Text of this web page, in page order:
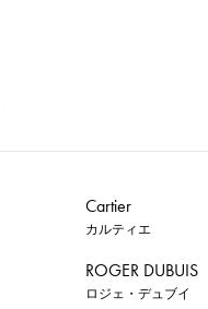
Cartier
カルティエ
ROGER DUBUIS
ロジェ・デュブイ